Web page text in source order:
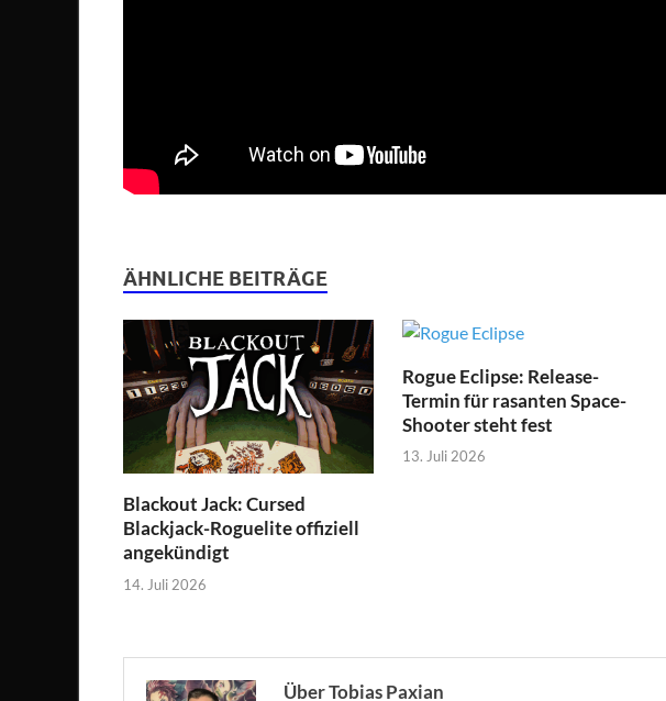
ÄHNLICHE BEITRÄGE
Blackout Jack: Cursed
Blackjack-Roguelite offiziell
angekündigt
14. Juli 2026
Rogue Eclipse: Release-
Termin für rasanten Space-
Shooter steht fest
13. Juli 2026
Über Tobias Paxian